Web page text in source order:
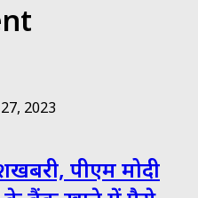
2023
पीएम मोदी